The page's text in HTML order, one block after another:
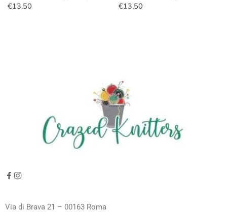
€13.50
€13.50
Via di Brava 21 – 00163 Roma